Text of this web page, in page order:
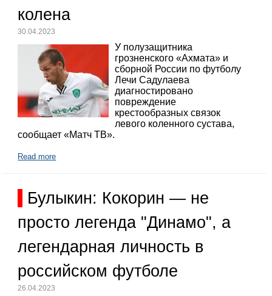
колена
30.04.2023
У полузащитника
грозненского «Ахмата» и
сборной России по футболу
Лечи Садулаева
диагностировано
повреждение
крестообразных связок
левого коленного сустава,
сообщает «Матч ТВ».
Read more
Булыкин: Кокорин — не
просто легенда "Динамо", а
легендарная личность в
российском футболе
26.04.2023